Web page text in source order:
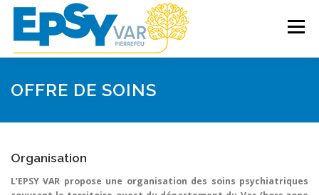
Aller
contenu
Menu
ACCUEIL LES SOINS
PROFESSIONNELS DE SANTÉ
OFFRE DE SOINS
Organisation
L’EPSY VAR propose une organisation des soins psychiatriques